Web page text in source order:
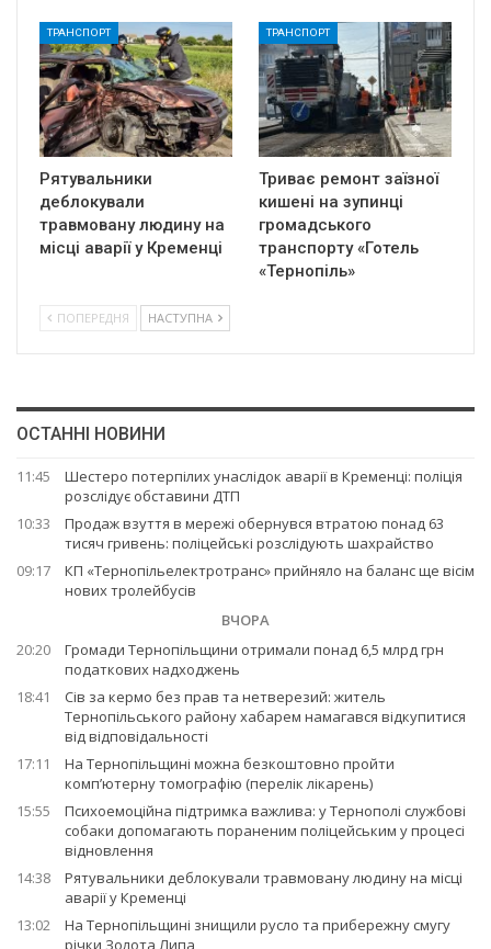
ТРАНСПОРТ
Рятувальники
деблокували
травмовану людину на
місці аварії у Кременці
ТРАНСПОРТ
Триває ремонт заїзної
кишені на зупинці
громадського
транспорту «Готель
«Тернопіль»
ПОПЕРЕДНЯ НАСТУПНА
ОСТАННІ НОВИНИ
11:45
Шестеро потерпілих унаслідок аварії в Кременці: поліція
розслідує обставини ДТП
10:33
Продаж взуття в мережі обернувся втратою понад 63
тисяч гривень: поліцейські розслідують шахрайство
09:17
КП «Тернопільелектротранс» прийняло на баланс ще вісім
нових тролейбусів
ВЧОРА
20:20
Громади Тернопільщини отримали понад 6,5 млрд грн
податкових надходжень
18:41
Сів за кермо без прав та нетверезий: житель
Тернопільського району хабарем намагався відкупитися
від відповідальності
17:11
На Тернопільщині можна безкоштовно пройти
комп’ютерну томографію (перелік лікарень)
15:55
Психоемоційна підтримка важлива: у Тернополі службові
собаки допомагають пораненим поліцейським у процесі
відновлення
14:38
Рятувальники деблокували травмовану людину на місці
аварії у Кременці
13:02
На Тернопільщині знищили русло та прибережну смугу
річки Золота Липа